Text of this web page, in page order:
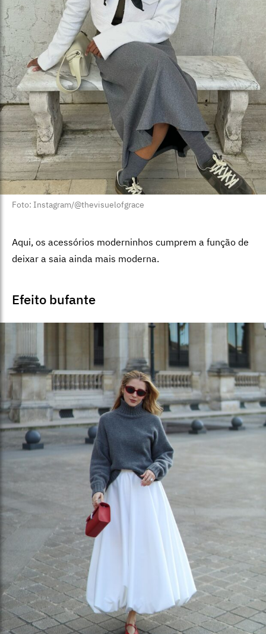
Foto: Instagram/@thevisuelofgrace
Aqui, os acessórios moderninhos cumprem a função de
deixar a saia ainda mais moderna.
Efeito bufante